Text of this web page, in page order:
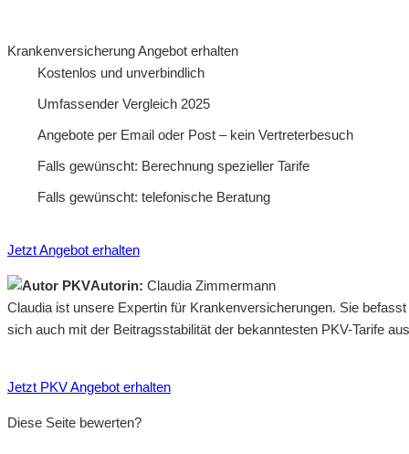
Krankenversicherung Angebot erhalten
Kostenlos und unverbindlich
Umfassender Vergleich 2025
Angebote per Email oder Post – kein Vertreterbesuch
Falls gewünscht: Berechnung spezieller Tarife
Falls gewünscht: telefonische Beratung
Jetzt Angebot erhalten
Autorin: Claudia Zimmermann
Claudia ist unsere Expertin für Krankenversicherungen. Sie
sich auch mit der Beitragsstabilität der bekanntesten PKV-Tarife
Jetzt PKV Angebot erhalten
Diese Seite bewerten?